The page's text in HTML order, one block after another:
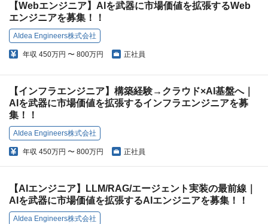
【Webエンジニア】AIを武器に市場価値を拡張するWeb
エンジニアを募集！！
AIdea Engineers株式会社
年収 450万円 〜 800万円 正社員
【インフラエンジニア】構築経験→クラウド×AI基盤へ｜
AIを武器に市場価値を拡張するインフラエンジニアを募
集！！
AIdea Engineers株式会社
年収 450万円 〜 800万円 正社員
【AIエンジニア】LLM/RAG/エージェント実装の最前線｜
AIを武器に市場価値を拡張するAIエンジニアを募集！！
AIdea Engineers株式会社